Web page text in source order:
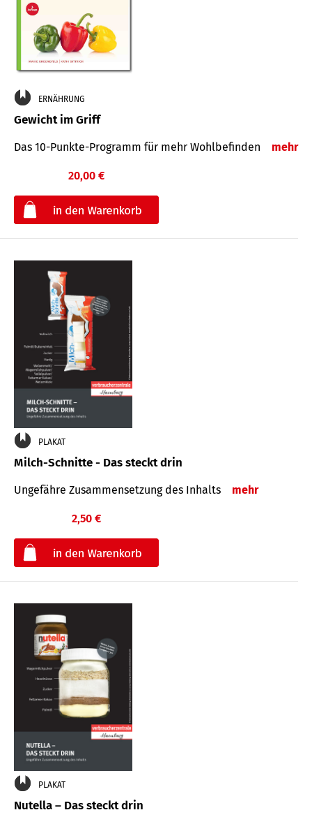
ERNÄHRUNG
Gewicht im Griff
Das 10-Punkte-Programm für mehr Wohlbefinden mehr
20,00 €
PLAKAT
Milch-Schnitte - Das steckt drin
Ungefähre Zu­sammen­setzung des Inhalts mehr
2,50 €
PLAKAT
Nutella – Das steckt drin